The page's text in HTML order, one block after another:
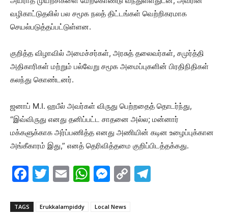
வழிகாட்டுதலில் பல சமூக நலத் திட்டங்கள் வெற்றிகரமாக
செயல்படுத்தப்பட்டுள்ளன.
குறித்த விழாவில் அமைச்சர்கள், அரசுத் தலைவர்கள், சமுர்த்தி
அதிகாரிகள் மற்றும் பல்வேறு சமூக அமைப்புகளின் பிரதிநிதிகள்
கலந்து கொண்டனர்.
ஜனாப் M.I. ஹபீல் அவர்கள் விருது பெற்றதைத் தொடர்ந்து,
“இவ்விருது எனது தனிப்பட்ட சாதனை அல்ல; மன்னார்
மக்களுக்காக அர்ப்பணித்த எனது அணியின் கடின உழைப்புக்கான
அங்கீகாரம் இது,” எனத் தெரிவித்தமை குறிப்பிடத்தக்கது.
F
c
T
itt
E
ai
W
at
M
s
C
TAGS Erukkalampiddy Local News